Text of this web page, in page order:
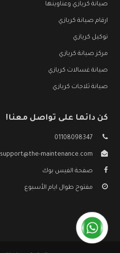
صيانة كريازي وعناوينها
ارقام صيانة كريازي
توكيل كريازي
مركز صيانة كريازي
صيانة غسالات كريازي
صيانة ثلاجات كريازي
كن دائما على تواصل معنا!
01108098347
support@the-maintenance.com
صفحة الفيس بوك
مفتوح طوال ايام الأسبوع